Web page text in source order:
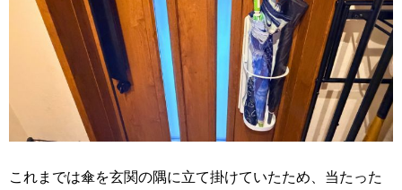
これまでは傘を玄関の隅に立て掛けていたため、当たった